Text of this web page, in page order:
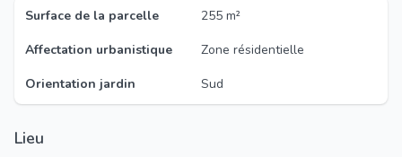
Surface de la parcelle
255 m²
Affectation urbanistique
Zone résidentielle
Orientation jardin
Sud
Lieu